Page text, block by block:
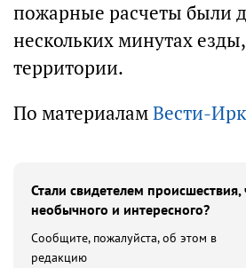
пожарные расчеты были
нескольких минутах
территории.
По материаламВести-
Стали свидетелем происшествия,
необычного и интересного?
Сообщите, пожалуйста, об этом в
редакцию